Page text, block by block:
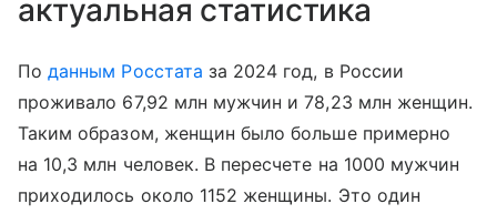
актуальная статистика
Поданным Росстата за 2024 год, в России
проживало 67,92 млн мужчин и 78,23 млн женщин.
Таким образом, женщин было больше примерно
на 10,3 млн человек. В пересчете на 1000 мужчин
приходилось около 1152 женщины. Это один